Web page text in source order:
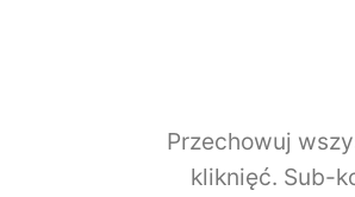
Przechowuj
kliknięć. Sub-